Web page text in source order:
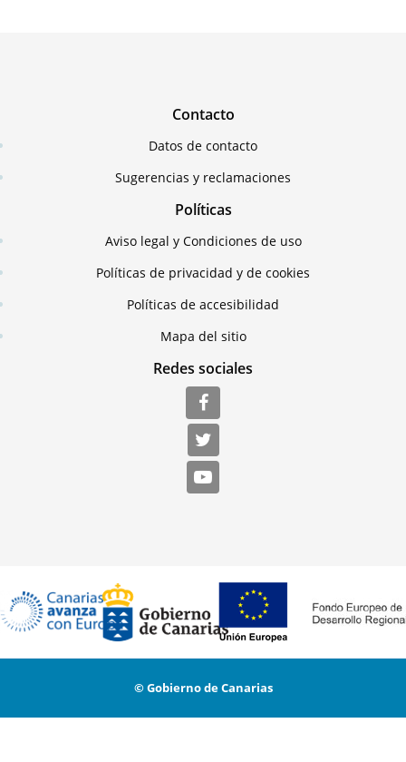
Contacto
Datos de contacto
Sugerencias y reclamaciones
Políticas
Aviso legal y Condiciones de uso
Políticas de privacidad y de cookies
Políticas de accesibilidad
Mapa del sitio
Redes sociales
© Gobierno de Canarias